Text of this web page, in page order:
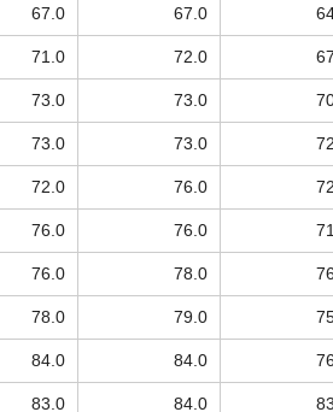
67.0 67.0
71.0 72.0
73.0 73.0
73.0 73.0
72.0 76.0
76.0 76.0
76.0 78.0
78.0 79.0
84.0 84.0
83.0 84.0